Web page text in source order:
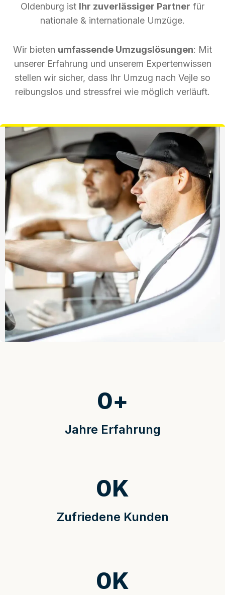
Oldenburg ist Ihr zuverlässiger Partner für
nationale & internationale Umzüge.
Wir bieten umfassende Umzugslösungen: Mit
unserer Erfahrung und unserem Expertenwissen
stellen wir sicher, dass Ihr Umzug nach Vejle so
reibungslos und stressfrei wie möglich verläuft.
Jahre Erfahrung
0+
Zufriedene Kunden
0K
0K